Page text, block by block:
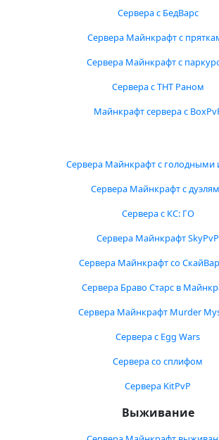
Сервера с БедВарс
Сервера Майнкрафт с
Сервера Майнкрафт с
Сервера с ТНТ Раном
Майнкрафт сервера с
Сервера Майнкрафт с голодными
Сервера Майнкрафт с
Сервера с КС: ГО
Сервера Майнкрафт SkyPvP
Сервера Майнкрафт со
Сервера Браво Старс в
Сервера Майнкрафт Murder
Сервера с Egg Wars
Сервера со сплифом
Сервера KitPvP
Выживание